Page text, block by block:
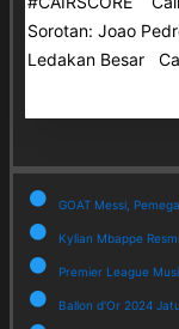
Sorotan: Joao
Ledakan Besar
GOAT Messi,
Kylian Mbappe
Premier League
Ballon d'Or 2024